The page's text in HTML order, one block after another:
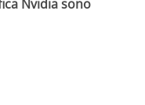
Nvidia sono